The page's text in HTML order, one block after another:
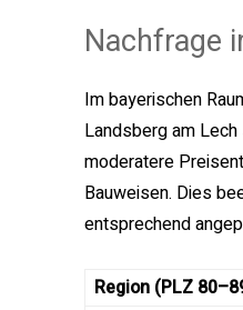
Nachfrage
Im bayerischen
Landsberg am
moderatere
Bauweisen. Dies
entsprechend
Region (PLZ